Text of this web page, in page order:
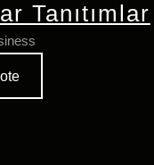
Tanıtımlar